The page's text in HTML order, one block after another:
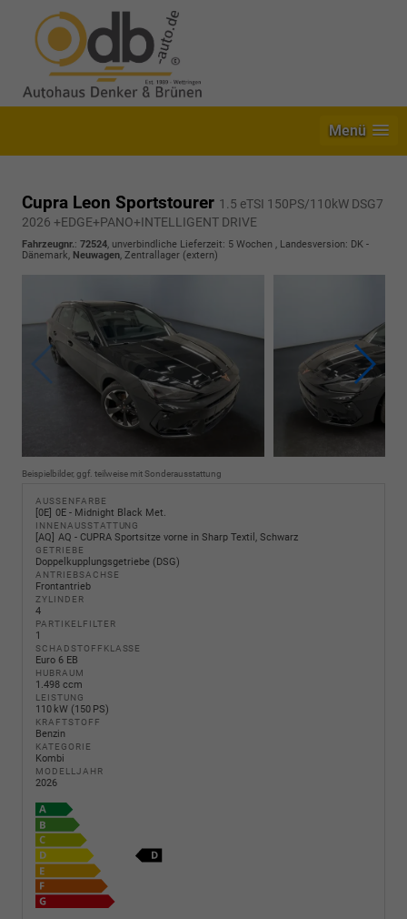
Menü
Cupra Leon Sportstourer 1.5 eTSI 150PS/110kW DSG7
2026 +EDGE+PANO+INTELLIGENT DRIVE
Fahrzeugnr.: 72524, unverbindliche Lieferzeit: 5 Wochen , Landesversion: DK -
Dänemark, Neuwagen, Zentrallager (extern)
Beispielbilder, ggf. teilweise mit Sonderausstattung
AUSSENFARBE
0E 0E - Midnight Black Met.
INNENAUSSTATTUNG
AQ AQ - CUPRA Sportsitze vorne in Sharp Textil, Schwarz
GETRIEBE
Doppelkupplungsgetriebe (DSG)
ANTRIEBSACHSE
Frontantrieb
ZYLINDER
4
PARTIKELFILTER
1
SCHADSTOFFKLASSE
Euro 6 EB
HUBRAUM
1.498 ccm
LEISTUNG
110 kW (150 PS)
KRAFTSTOFF
Benzin
KATEGORIE
Kombi
MODELLJAHR
2026